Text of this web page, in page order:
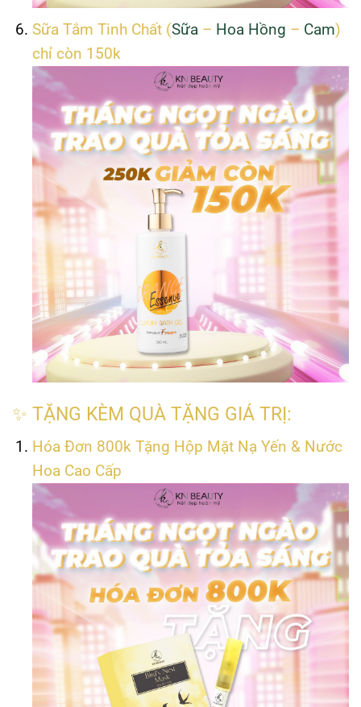
Sữa Tắm Tinh Chất (Sữa– Hoa Hồng – Cam)
chỉ còn 150k
✨ TẶNG KÈM QUÀ TẶNG GIÁ TRỊ:
Hóa Đơn 800k Tặng Hộp Mặt Nạ Yến & Nước
Hoa Cao Cấp